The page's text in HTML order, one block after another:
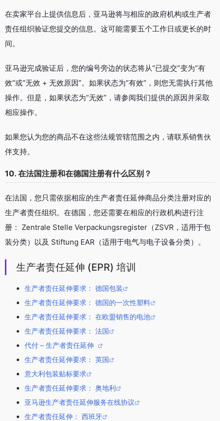
在卖家平台上提供信息后，亚马逊将与相应的政府机构或生产者
责任组织验证您提交的信息。这可能需要五个工作日或更长的时
间。
亚马逊完成验证后，您的编号旁边的状态将从“已提交”变为“有
效”或“无效 + 无效原因”。如果状态为“有效”，则您无需执行其他
操作。但是，如果状态为“无效”，请参阅我们提供的原因并采取
相应操作。
如果您认为您的商品不在这些法规管辖范围之内，请联系销售伙
伴支持。
10. 在法国注册和在德国注册有什么区别？
在法国，您只需依据相应的生产者责任延伸商品分类注册对应的
生产者责任组织。在德国，您还需要在相应的行政机构进行注
册： Zentrale Stelle Verpackungsregister（ZSVR，适用于包
装分类）以及 Stiftung EAR（适用于电气与电子设备分类）。
生产者责任延伸 (EPR) 培训
生产者责任延伸要求： 德国包装
生产者责任延伸要求： 德国的一次性塑料
生产者责任延伸要求： 在欧盟销售的电池
生产者责任延伸要求： 法国
代付 – 生产者责任延伸
生产者责任延伸要求： 英国
意大利包装贴标要求
生产者责任延伸要求： 奥地利
亚马逊生产者责任延伸服务在线协议
生产者责任延伸： 西班牙